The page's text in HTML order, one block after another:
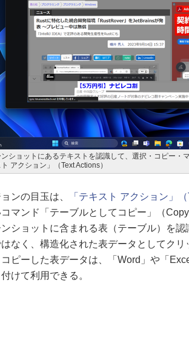
ショットにあるテキストを認識して、選択・コピー・
ト アクション」（Text Actions）
ンの目玉は、 「テキスト アクション」（
マンド「テーブルとしてコピー」（
ショットに含まれる表（テーブル）を
なく、構造化された表データとしてク
ピーした表データは、「Word」や「
けて利用できる。